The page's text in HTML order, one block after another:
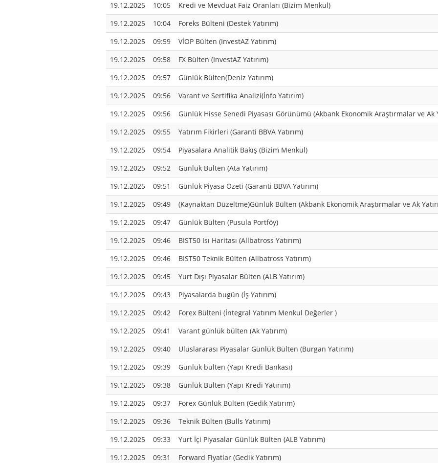
19.12.2025
10:05
Kredi ve Mevduat Faiz Oranları (Bizim Menkul)
19.12.2025
10:04
Foreks Bülteni (Destek Yatırım)
19.12.2025
09:59
VİOP Bülten (InvestAZ Yatırım)
19.12.2025
09:58
FX Bülten (InvestAZ Yatırım)
19.12.2025
09:57
Günlük Bülten(Deniz Yatırım)
19.12.2025
09:56
Varant ve Sertifika Analizi(İnfo Yatırım)
19.12.2025
09:56
Günlük Hisse Senedi Piyasası Görünümü (Akbank Ekonomik Araştırmalar ve Ak
19.12.2025
09:55
Yatırım Fikirleri (Garanti BBVA Yatırım)
19.12.2025
09:54
Piyasalara Analitik Bakış (Bizim Menkul)
19.12.2025
09:52
Günlük Bülten (Ata Yatırım)
19.12.2025
09:51
Günlük Piyasa Özeti (Garanti BBVA Yatırım)
19.12.2025
09:49
(Kaynaktan Düzeltme)Günlük Bülten (Akbank Ekonomik Araştırmalar ve Ak
19.12.2025
09:47
Günlük Bülten (Pusula Portföy)
19.12.2025
09:46
BIST50 Isı Haritası (Allbatross Yatırım)
19.12.2025
09:46
BIST50 Teknik Bülten (Allbatross Yatırım)
19.12.2025
09:45
Yurt Dışı Piyasalar Bülten (ALB Yatırım)
19.12.2025
09:43
Piyasalarda bugün (İş Yatırım)
19.12.2025
09:42
Forex Bülteni (İntegral Yatırım Menkul Değerler )
19.12.2025
09:41
Varant günlük bülten (Ak Yatırım)
19.12.2025
09:40
Uluslararası Piyasalar Günlük Bülten (Burgan Yatırım)
19.12.2025
09:39
Günlük bülten (Yapı Kredi Bankası)
19.12.2025
09:38
Günlük Bülten (Yapı Kredi Yatırım)
19.12.2025
09:37
Forex Günlük Bülten (Gedik Yatırım)
19.12.2025
09:36
Teknik Bülten (Bulls Yatırım)
19.12.2025
09:33
Yurt İçi Piyasalar Günlük Bülten (ALB Yatırım)
19.12.2025
09:31
Forward Fiyatlar (Gedik Yatırım)